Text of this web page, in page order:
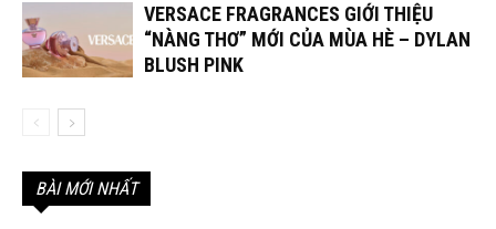
VERSACE FRAGRANCES GIỚI THIỆU
“NÀNG THƠ” MỚI CỦA MÙA HÈ – DYLAN
BLUSH PINK
BÀI MỚI NHẤT